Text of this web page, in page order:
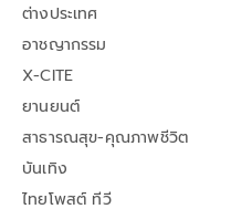
ต่างประเทศ
อาชญากรรม
X-CITE
ยานยนต์
สาธารณสุข-คุณภาพชีวิต
บันเทิง
ไทยโพสต์ ทีวี